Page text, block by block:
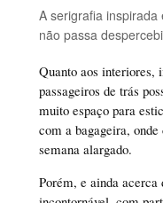
A serigrafia
não passa
Quanto aos interiores,
passageiros de trás
muito espaço para
com a bagageira,
semana alargado.
Porém, e ainda